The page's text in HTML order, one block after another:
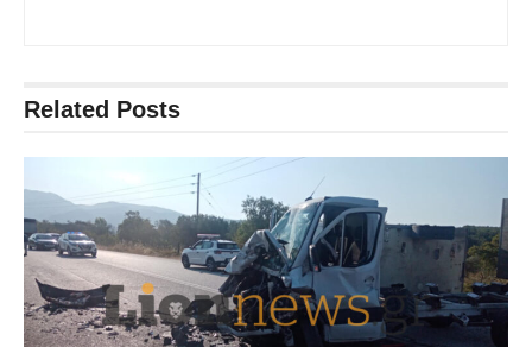
Related Posts